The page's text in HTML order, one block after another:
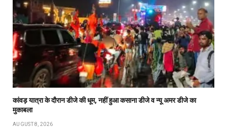
कांवड़ यात्रा के दौरान डीजे की धूम, नहीं हुआ कसाना डीजे व न्यू अमर डीजे का
मुकाबला
AUGUST 8, 2026